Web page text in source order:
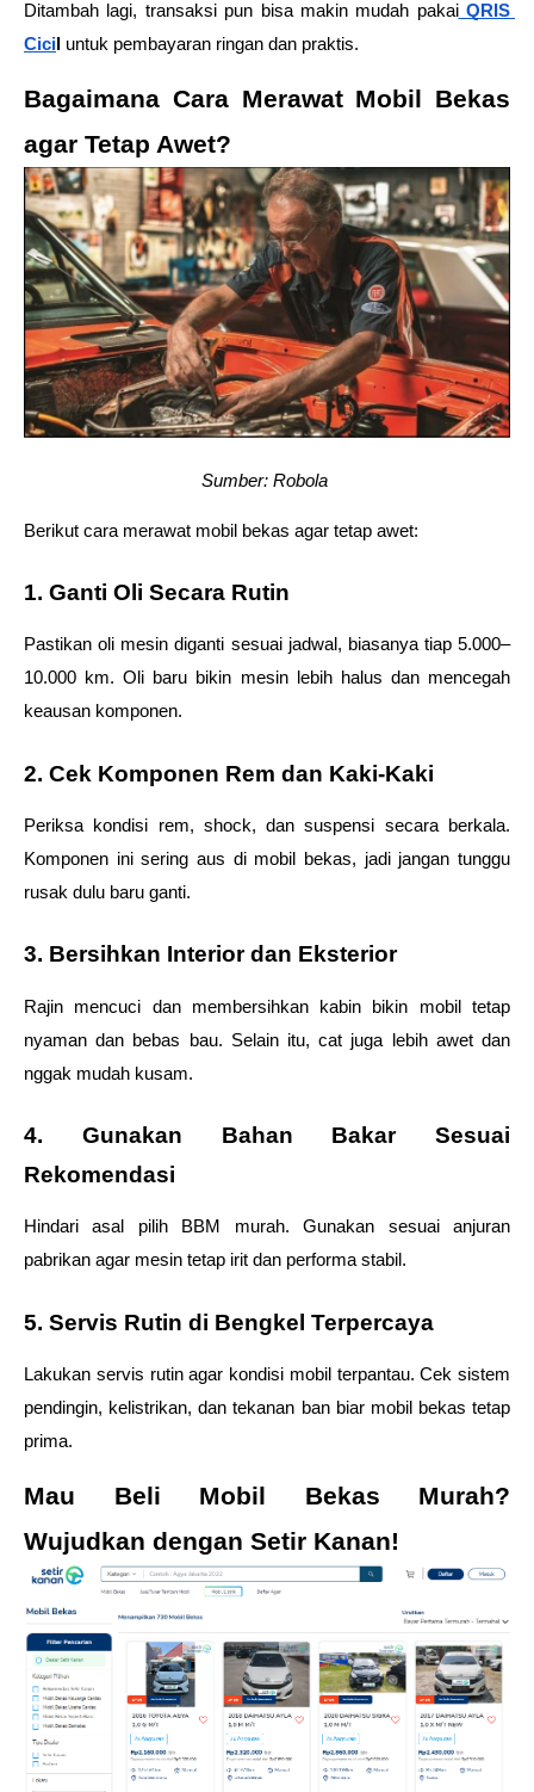
Ditambah lagi, transaksi pun bisa makin mudah pakai QRIS
Cici untuk pembayaran ringan dan praktis.
Bagaimana Cara Merawat Mobil Bekas
agar Tetap Awet?
Sumber: Robola
Berikut cara merawat mobil bekas agar tetap awet:
1. Ganti Oli Secara Rutin
Pastikan oli mesin diganti sesuai jadwal, biasanya tiap 5.000–
10.000 km. Oli baru bikin mesin lebih halus dan mencegah
keausan komponen.
2. Cek Komponen Rem dan Kaki-Kaki
Periksa kondisi rem, shock, dan suspensi secara berkala.
Komponen ini sering aus di mobil bekas, jadi jangan tunggu
rusak dulu baru ganti.
3. Bersihkan Interior dan Eksterior
Rajin mencuci dan membersihkan kabin bikin mobil tetap
nyaman dan bebas bau. Selain itu, cat juga lebih awet dan
nggak mudah kusam.
4. Gunakan Bahan Bakar Sesuai
Rekomendasi
Hindari asal pilih BBM murah. Gunakan sesuai anjuran
pabrikan agar mesin tetap irit dan performa stabil.
5. Servis Rutin di Bengkel Terpercaya
Lakukan servis rutin agar kondisi mobil terpantau. Cek sistem
pendingin, kelistrikan, dan tekanan ban biar mobil bekas tetap
prima.
Mau Beli Mobil Bekas Murah?
Wujudkan dengan Setir Kanan!